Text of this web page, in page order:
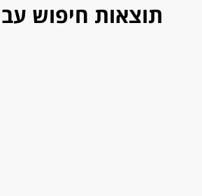
תוצאות חיפוש